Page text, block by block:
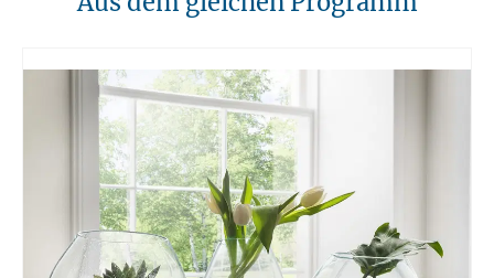
11. Entsorgung
Am Ende der Nutzungsdauer sollten Möbel fachgerecht entsorgt
werden. Massivholz kann über den Sperrmüll oder an speziellen
Sammelstellen abgegeben werden. Die örtlichen
Entsorgungsvorschriften sind zu beachten.
12. Einsatzort
Unsere Massivmöbel sind so konzipiert das Sie für den privaten
Gebrauch in Haushalten geeignet sind. Diese Möbel sind nicht für
kommerziellen Gebrauch geeignet.
Unsere Massivholzmöbel sind nicht für den Außenbereich geeignet.